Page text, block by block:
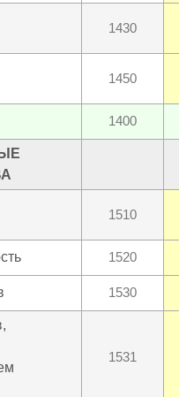
1430
1450
1400
1510
1520
1530
1531